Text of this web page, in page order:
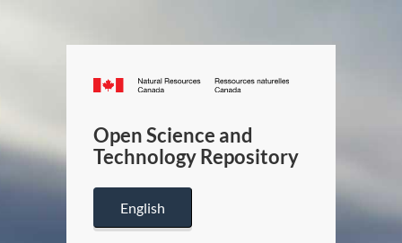
Canada.ca
/
Canada
Open Science and
Technology Repository
English